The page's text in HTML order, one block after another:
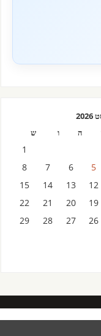
ה ו ש
1
5
6
7
8
12
13
14
15
19
20
21
22
26
27
28
29